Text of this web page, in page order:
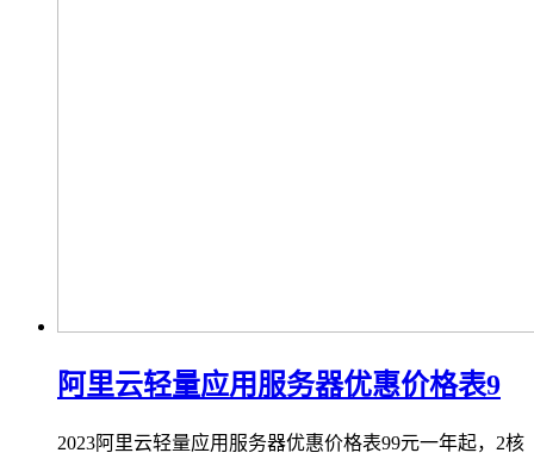
阿里云轻量应用服务器优惠价格表9
2023阿里云轻量应用服务器优惠价格表99元一年起，2核